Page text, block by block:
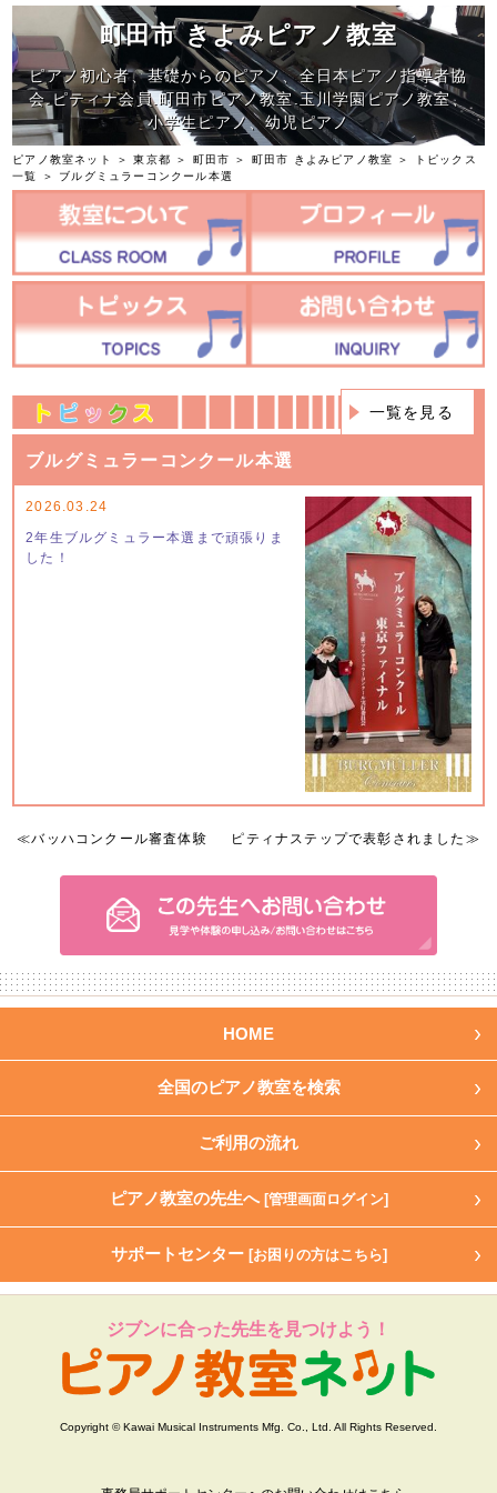
町田市 きよみピアノ教室
ピアノ初心者、基礎からのピアノ、全日本ピアノ指導者協
会.ピティナ会員.町田市ピアノ教室.玉川学園ピアノ教室、
小学生ピアノ、幼児ピアノ
ピアノ教室ネット ＞東京都 ＞ 町田市 ＞ 町田市 きよみピアノ教室 ＞
トピックス
一覧
＞ ブルグミュラーコンクール本選
一覧を見る
ブルグミュラーコンクール本選
2026.03.24
2年生ブルグミュラー本選まで頑張りま
した！
≪バッハコンクール審査体験 ピティナステップで表彰されました ≫
HOME
全国のピアノ教室を検索
ご利用の流れ
ピアノ教室の先生へ [管理画面ログイン]
サポートセンター [お困りの方はこちら]
ジブンに合った先生を見つけよう！
Copyright © Kawai Musical Instruments Mfg. Co., Ltd. All Rights Reserved.